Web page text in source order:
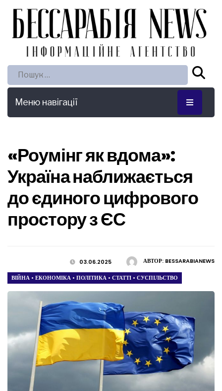
Пошук:
Меню навігації
«Роумінг як вдома»:
Україна наближається
до єдиного цифрового
простору з ЄС
АВТОР: BESSARABIANEWS
03.06.2025
ВІЙНА • ЕКОНОМІКА • ПОЛІТИКА • СТАТТІ • СУСПІЛЬСТВО